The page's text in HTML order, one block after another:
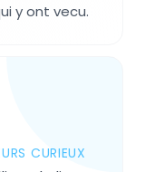
y ont vecu.
CURIEUX